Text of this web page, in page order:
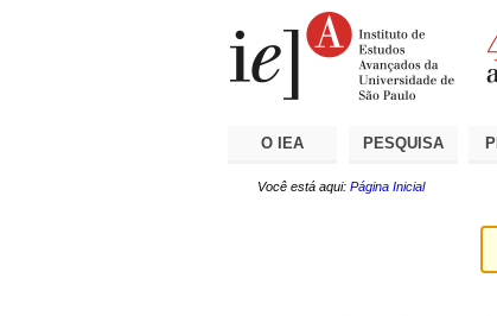
O IEA PESQUISA
Você está aqui: Página Inicial